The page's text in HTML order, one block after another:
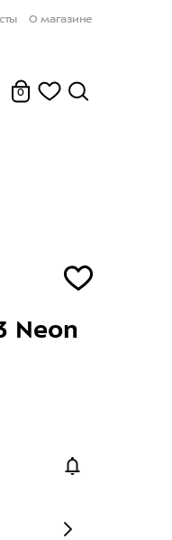
О магазине
0
Neon